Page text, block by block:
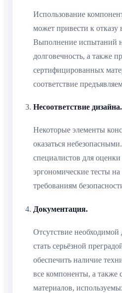
Использование
может привести к отказу
Выполнение испытаний
долговечность, а также
сертифицированных
соответствие
Несоответствие дизайна.
Некоторые элементы
оказаться
специалистов для
эргономические тесты на
требованиям
Документация.
Отсутствие
стать серьёзной
обеспечить наличие
все компоненты, а также
материалов,